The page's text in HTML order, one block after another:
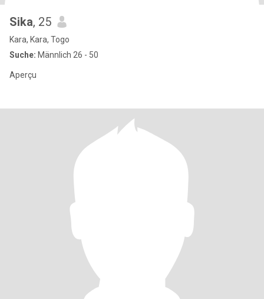
Sika, 25
Kara, Kara, Togo
Suche: Männlich 26 - 50
Aperçu